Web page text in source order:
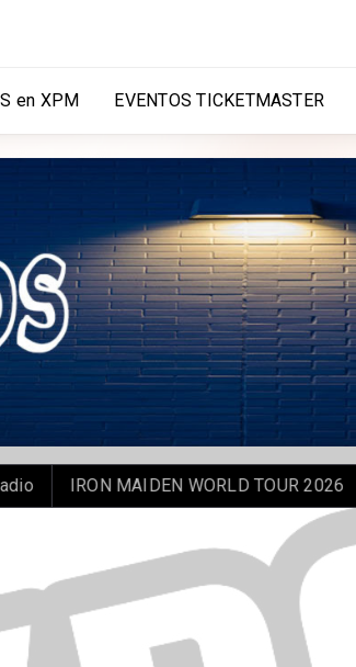
en XPM EVENTOS TICKETMASTER
IRON MAIDEN WORLD TOUR 2026